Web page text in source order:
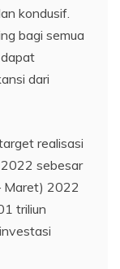
kondusif.
bagi semua
dari
realisasi
sebesar
Maret) 2022
triliun